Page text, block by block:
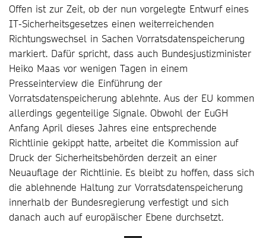
Offen ist zur Zeit, ob der nun vorgelegte Entwurf eines
IT-Sicherheitsgesetzes einen weiterreichenden
Richtungswechsel in Sachen Vorratsdatenspeicherung
markiert. Dafür spricht, dass auch Bundesjustizminister
Heiko Maas vor wenigen Tagen in einem
Presseinterview die Einführung der
Vorratsdatenspeicherung ablehnte. Aus der EU kommen
allerdings gegenteilige Signale. Obwohl der EuGH
Anfang April dieses Jahres eine entsprechende
Richtlinie gekippt hatte, arbeitet die Kommission auf
Druck der Sicherheitsbehörden derzeit an einer
Neuauflage der Richtlinie. Es bleibt zu hoffen, dass sich
die ablehnende Haltung zur Vorratsdatenspeicherung
innerhalb der Bundesregierung verfestigt und sich
danach auch auf europäischer Ebene durchsetzt.